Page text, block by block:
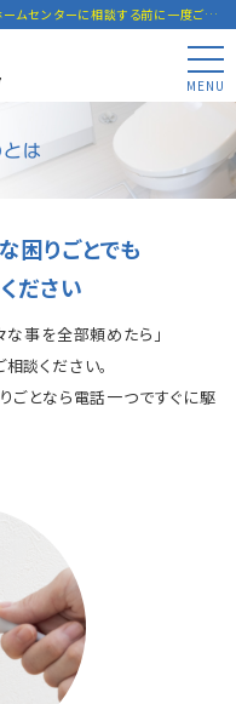
お家の小さなトラブル便利屋やくわにお任下さい。ホームセンターに相談する前に一度ご連絡下さい。
MENU
は
困りごとでも
ださい
な事を全部頼めたら」
談ください。
ごとなら電話一つですぐに駆